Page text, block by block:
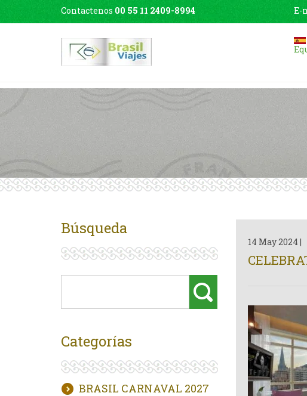
Contactenos 00 55 11 2409-8994 E-
Búsqueda
Categorías
BRASIL CARNAVAL 2027
14 May 2024 |